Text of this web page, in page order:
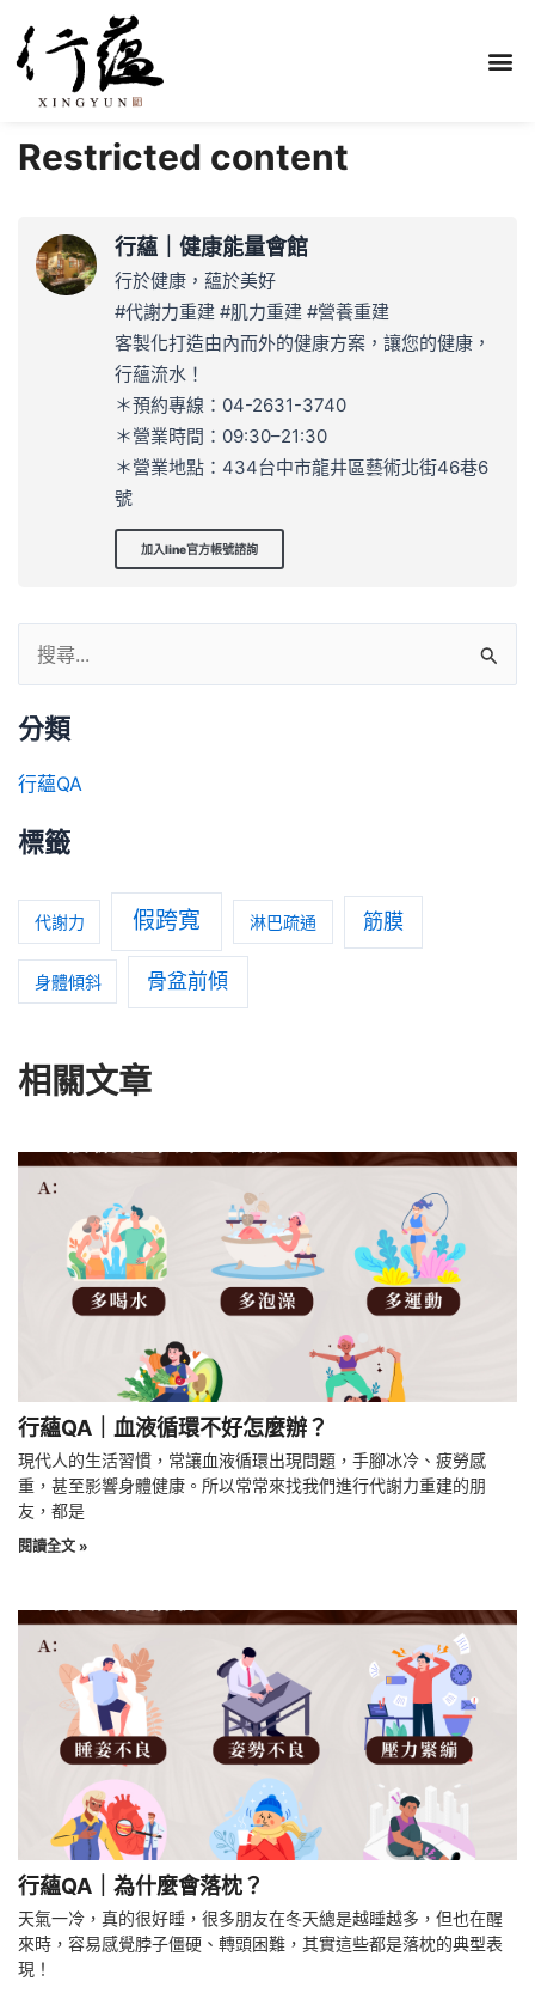
Restricted content
行蘊｜健康能量會館
行於健康，蘊於美好
#代謝力重建 #肌力重建 #營養重建
客製化打造由內而外的健康方案，讓您的健康，
行蘊流水！
＊預約專線：04-2631-3740
＊營業時間：09:30–21:30
＊營業地點：434台中市龍井區藝術北街46巷6
號
加入line官方帳號諮詢
分類
行蘊QA
標籤
代謝力 假跨寬 淋巴疏通 筋膜
身體傾斜 骨盆前傾
相關文章
行蘊QA｜血液循環不好怎麼辦？
現代人的生活習慣，常讓血液循環出現問題，手腳冰冷、疲勞感
重，甚至影響身體健康。所以常常來找我們進行代謝力重建的朋
友，都是
閱讀全文 »
行蘊QA｜為什麼會落枕？
天氣一冷，真的很好睡，很多朋友在冬天總是越睡越多，但也在醒
來時，容易感覺脖子僵硬、轉頭困難，其實這些都是落枕的典型表
現！